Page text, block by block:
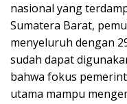
nasional yang
Sumatera Barat,
menyeluruh dengan
sudah dapat
bahwa fokus
utama mampu